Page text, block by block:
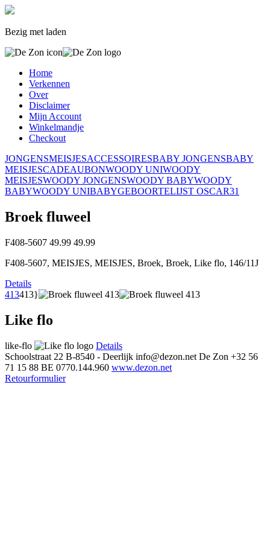
Bezig met laden
Home
Verkennen
Over
Disclaimer
Mijn Account
Winkelmandje
Checkout
JONGENSMEISJESACCESSOIRESBABY JONGENSBABY
MEISJESCADEAUBONWOODY UNIWOODY
MEISJESWOODY JONGENSWOODY BABYWOODY
BABYWOODY UNIBABYGEBOORTELIJST OSCAR31
Broek fluweel
F408-5607 49.99 49.99
F408-5607, MEISJES, MEISJES, Broek, Broek, Like flo, 146/11J
Details
413413}
Like flo
like-flo
Details
Schoolstraat 22 B-8540 - Deerlijk info@dezon.net De Zon +32 56
71 15 88 BE 0770.144.960 www.dezon.net
Retourformulier